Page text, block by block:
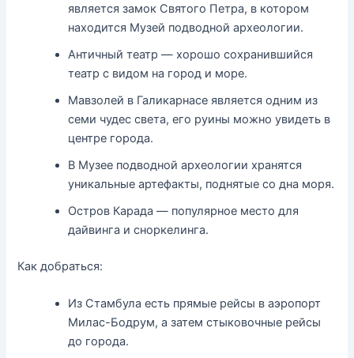
является замок Святого Петра, в котором
находится Музей подводной археологии.
Античный театр — хорошо сохранившийся
театр с видом на город и море.
Мавзолей в Галикарнасе является одним из
семи чудес света, его руины можно увидеть в
центре города.
В Музее подводной археологии хранятся
уникальные артефакты, поднятые со дна моря.
Остров Карада — популярное место для
дайвинга и сноркелинга.
Как добраться:
Из Стамбула есть прямые рейсы в аэропорт
Милас-Бодрум, а затем стыковочные рейсы
до города.